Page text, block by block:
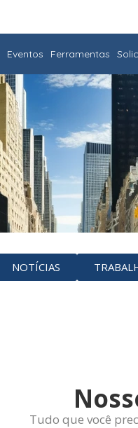
Eventos Ferramentas
NOTÍCIAS
Tudo que você